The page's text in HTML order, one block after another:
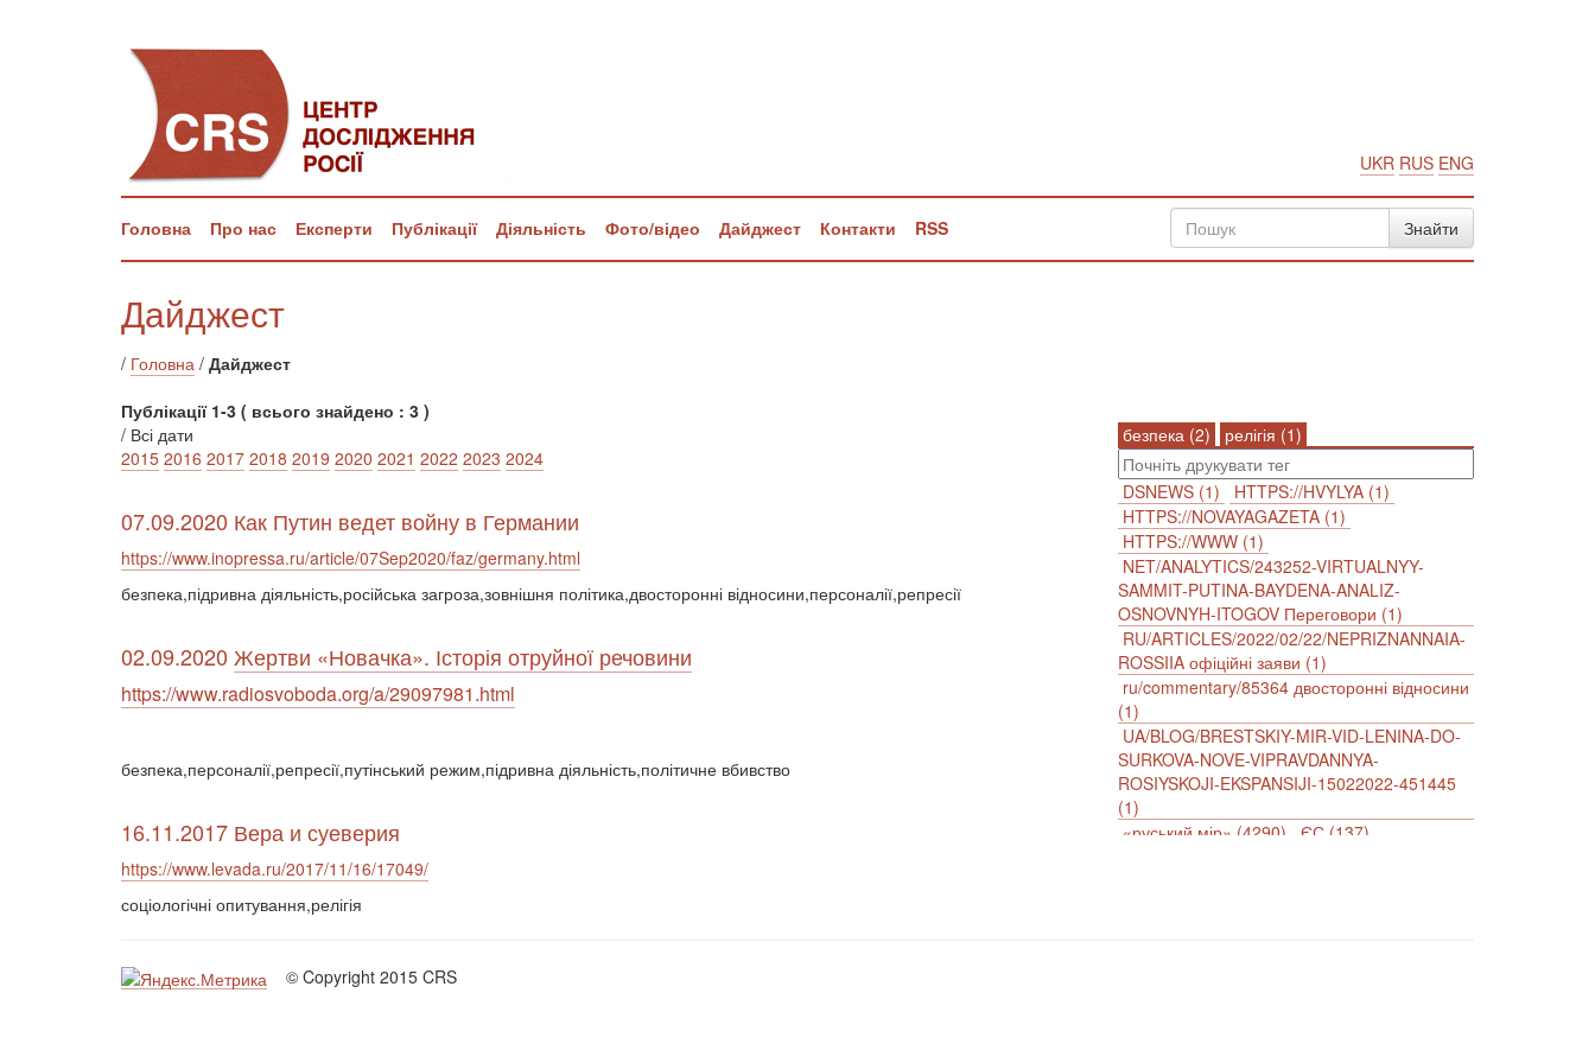
UKR RUS ENG
Головна Про нас Експерти Публікації Діяльність Фото/відео Дайджест Контакти RSS
Дайджест
/ Головна / Дайджест
Публікації 1-3 ( всього знайдено : 3 )
безпека (2)
релігія (1)
DSNEWS (1)
HTTPS://HVYLYA (1)
HTTPS://NOVAYAGAZETA (1)
HTTPS://WWW (1)
NET/ANALYTICS/243252-VIRTUALNYY-
SAMMIT-PUTINA-BAYDENA-ANALIZ-
OSNOVNYH-ITOGOV Переговори (1)
RU/ARTICLES/2022/02/22/NEPRIZNANNAIA-
ROSSIIA офіційні заяви (1)
ru/commentary/85364 двосторонні відносини
(1)
UA/BLOG/BRESTSKIY-MIR-VID-LENINA-DO-
SURKOVA-NOVE-VIPRAVDANNYA-
ROSIYSKOJI-EKSPANSIJI-15022022-451445
(1)
«руський мір» (4290)
ЄС (137)
/ Всі дати
2015 2016 2017 2018 2019 2020 2021 2022 2023 2024
07.09.2020 Как Путин ведет войну в Германии
https://www.inopressa.ru/article/07Sep2020/faz/germany.html
безпека,підривна діяльність,російська загроза,зовнішня політика,двосторонні відносини,персоналії,репресії
02.09.2020 Жертви «Новачка». Історія отруйної речовини
https://www.radiosvoboda.org/a/29097981.html
безпека,персоналії,репресії,путінський режим,підривна діяльність,політичне вбивство
16.11.2017 Вера и суеверия
https://www.levada.ru/2017/11/16/17049/
соціологічні опитування,релігія
© Copyright 2015 CRS